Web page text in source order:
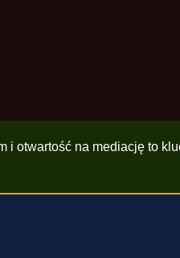
i otwartość na mediację to